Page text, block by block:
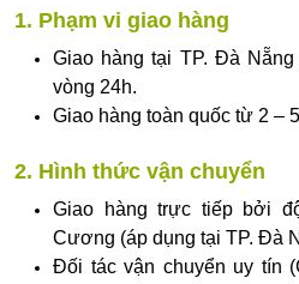
1. Phạm vi giao hàng
Giao hàng tại TP. Đà
vòng 24h.
Giao hàng toàn quốc từ 2 –
2. Hình thức vận chuyển
Giao hàng trực tiếp bởi
Cương (áp dụng tại TP. Đà
Đối tác vận chuyển uy tín